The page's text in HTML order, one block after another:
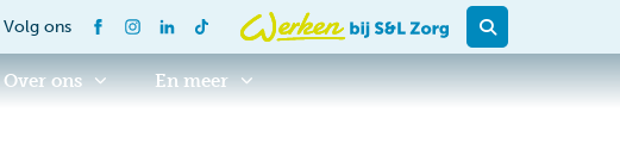
Volg ons
Over ons En meer